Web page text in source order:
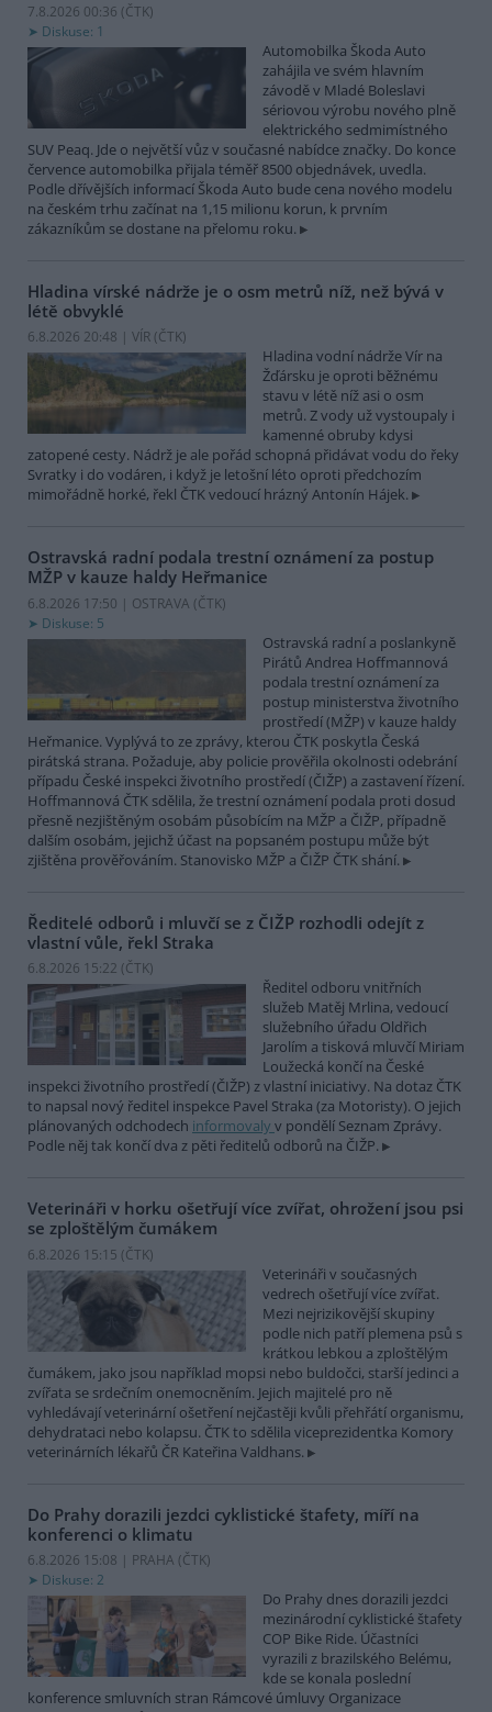
7.8.2026 00:36 (ČTK)
Diskuse: 1
Automobilka Škoda Auto
zahájila ve svém hlavním
závodě v Mladé Boleslavi
sériovou výrobu nového plně
elektrického sedmimístného
SUV Peaq. Jde o největší vůz v současné nabídce značky. Do konce
července automobilka přijala téměř 8500 objednávek, uvedla.
Podle dřívějších informací Škoda Auto bude cena nového modelu
na českém trhu začínat na 1,15 milionu korun, k prvním
zákazníkům se dostane na přelomu roku.
Hladina vírské nádrže je o osm metrů níž, než bývá v
létě obvyklé
6.8.2026 20:48 | VÍR (ČTK)
Hladina vodní nádrže Vír na
Žďársku je oproti běžnému
stavu v létě níž asi o osm
metrů. Z vody už vystoupaly i
kamenné obruby kdysi
zatopené cesty. Nádrž je ale pořád schopná přidávat vodu do řeky
Svratky i do vodáren, i když je letošní léto oproti předchozím
mimořádně horké, řekl ČTK vedoucí hrázný Antonín Hájek.
Ostravská radní podala trestní oznámení za postup
MŽP v kauze haldy Heřmanice
6.8.2026 17:50 | OSTRAVA (ČTK)
Diskuse: 5
Ostravská radní a poslankyně
Pirátů Andrea Hoffmannová
podala trestní oznámení za
postup ministerstva životního
prostředí (MŽP) v kauze haldy
Heřmanice. Vyplývá to ze zprávy, kterou ČTK poskytla Česká
pirátská strana. Požaduje, aby policie prověřila okolnosti odebrání
případu České inspekci životního prostředí (ČIŽP) a zastavení řízení.
Hoffmannová ČTK sdělila, že trestní oznámení podala proti dosud
přesně nezjištěným osobám působícím na MŽP a ČIŽP, případně
dalším osobám, jejichž účast na popsaném postupu může být
zjištěna prověřováním. Stanovisko MŽP a ČIŽP ČTK shání.
Ředitelé odborů i mluvčí se z ČIŽP rozhodli odejít z
vlastní vůle, řekl Straka
6.8.2026 15:22 (ČTK)
Ředitel odboru vnitřních
služeb Matěj Mrlina, vedoucí
služebního úřadu Oldřich
Jarolím a tisková mluvčí Miriam
Loužecká končí na České
inspekci životního prostředí (ČIŽP) z vlastní iniciativy. Na dotaz ČTK
to napsal nový ředitel inspekce Pavel Straka (za Motoristy). O jejich
plánovaných odchodech informovaly v pondělí Seznam Zprávy.
Podle něj tak končí dva z pěti ředitelů odborů na ČIŽP.
Veterináři v horku ošetřují více zvířat, ohrožení jsou psi
se zploštělým čumákem
6.8.2026 15:15 (ČTK)
Veterináři v současných
vedrech ošetřují více zvířat.
Mezi nejrizikovější skupiny
podle nich patří plemena psů s
krátkou lebkou a zploštělým
čumákem, jako jsou například mopsi nebo buldočci, starší jedinci a
zvířata se srdečním onemocněním. Jejich majitelé pro ně
vyhledávají veterinární ošetření nejčastěji kvůli přehřátí organismu,
dehydrataci nebo kolapsu. ČTK to sdělila viceprezidentka Komory
veterinárních lékařů ČR Kateřina Valdhans.
Do Prahy dorazili jezdci cyklistické štafety, míří na
konferenci o klimatu
6.8.2026 15:08 | PRAHA (ČTK)
Diskuse: 2
Do Prahy dnes dorazili jezdci
mezinárodní cyklistické štafety
COP Bike Ride. Účastníci
vyrazili z brazilského Belému,
kde se konala poslední
konference smluvních stran Rámcové úmluvy Organizace